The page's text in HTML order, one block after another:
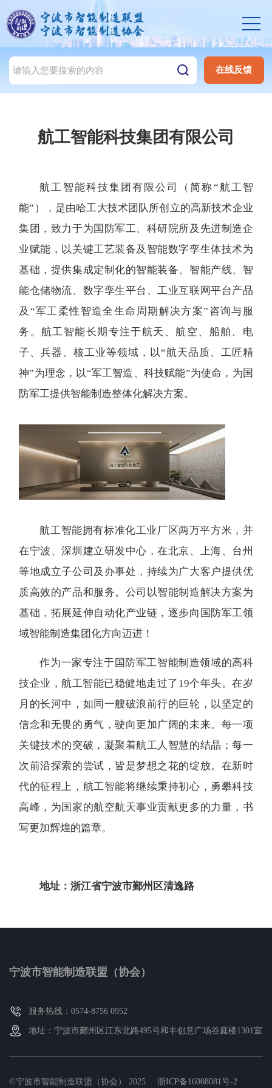
在线反馈
航工智能科技集团有限公司
航工智能科技集团有限公司（简称“航工智
能”），是由哈工大技术团队所创立的高新技术企业
集团，致力于为国防军工、科研院所及先进制造企
业赋能，以关键工艺装备及智能数字孪生体技术为
基础，提供集成定制化的智能装备、智能产线、智
能仓储物流、数字孪生平台、工业互联网平台产品
及“军工柔性智造全生命周期解决方案”咨询与服
务。航工智能长期专注于航天、航空、船舶、电
子、兵器、核工业等领域，以“航天品质、工匠精
神”为理念，以“军工智造、科技赋能”为使命，为国
防军工提供智能制造整体化解决方案。
航工智能拥有标准化工业厂区两万平方米，并
在宁波、深圳建立研发中心，在北京、上海、台州
等地成立子公司及办事处，持续为广大客户提供优
质高效的产品和服务。公司以智能制造解决方案为
基础，拓展延伸自动化产业链，逐步向国防军工领
域智能制造集团化方向迈进！
作为一家专注于国防军工智能制造领域的高科
技企业，航工智能已稳健地走过了19个年头。在岁
月的长河中，如同一艘破浪前行的巨轮，以坚定的
信念和无畏的勇气，驶向更加广阔的未来。每一项
关键技术的突破，凝聚着航工人智慧的结晶；每一
次前沿探索的尝试，皆是梦想之花的绽放。在新时
代的征程上，航工智能将继续秉持初心，勇攀科技
高峰，为国家的航空航天事业贡献更多的力量，书
写更加辉煌的篇章。
地址：浙江省宁波市鄞州区清逸路
宁波市智能制造联盟（协会）
服务热线：0574-8756 0952
地址：宁波市鄞州区江东北路495号和丰创意广场谷庭楼1301室
©宁波市智能制造联盟（协会） 2025 浙ICP备16008081号-2